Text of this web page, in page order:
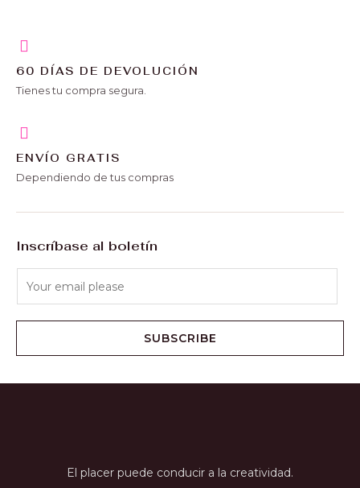
60 DÍAS DE DEVOLUCIÓN
Tienes tu compra segura.
ENVÍO GRATIS
Dependiendo de tus compras
Inscríbase al boletín
SUBSCRIBE
El placer puede conducir a la creatividad.